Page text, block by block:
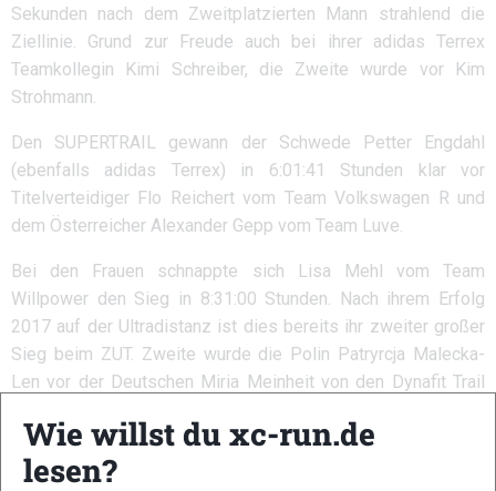
Sekunden nach dem Zweitplatzierten Mann strahlend die
Ziellinie. Grund zur Freude auch bei ihrer adidas Terrex
Teamkollegin Kimi Schreiber, die Zweite wurde vor Kim
Strohmann.
Den SUPERTRAIL gewann der Schwede Petter Engdahl
(ebenfalls adidas Terrex) in 6:01:41 Stunden klar vor
Titelverteidiger Flo Reichert vom Team Volkswagen R und
dem Österreicher Alexander Gepp vom Team Luve.
Bei den Frauen schnappte sich Lisa Mehl vom Team
Willpower den Sieg in 8:31:00 Stunden. Nach ihrem Erfolg
2017 auf der Ultradistanz ist dies bereits ihr zweiter großer
Sieg beim ZUT. Zweite wurde die Polin Patryrcja Malecka-
Len vor der Deutschen Miria Meinheit von den Dynafit Trail
Markus Mingo und Anna Hahner
Wie willst du xc-run.de
lesen?